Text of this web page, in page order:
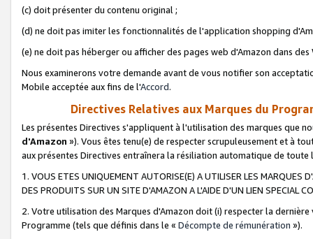
(c) doit présenter du contenu original ;
(d) ne doit pas imiter les fonctionnalités de l'application shopping
(e) ne doit pas héberger ou afficher des pages web d'Amazon dans
Nous examinerons votre demande avant de vous notifier son
Mobile acceptée aux fins de l'Accord.
Directives Relatives aux Marques du
Les présentes Directives s'appliquent à l'utilisation des marques que
d'Amazon »). Vous êtes tenu(e) de respecter scrupuleusement et à
aux présentes Directives entraînera la résiliation automatique de
1. VOUS ETES UNIQUEMENT AUTORISE(E) A UTILISER LES MARQUES
DES PRODUITS SUR UN SITE D'AMAZON A L'AIDE D'UN LIEN SPECIAL
2. Votre utilisation des Marques d'Amazon doit (i) respecter la
Programme (tels que définis dans le « Décompte de rémunération »).